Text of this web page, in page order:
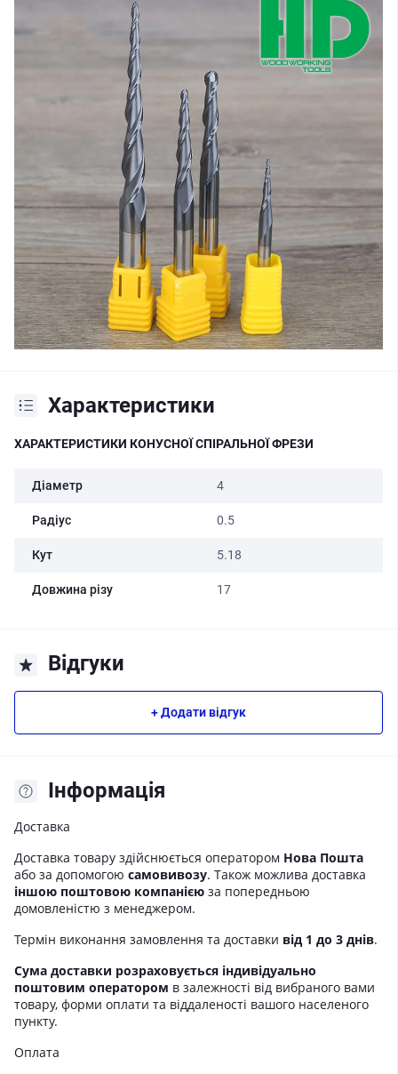
Характеристики
ХАРАКТЕРИСТИКИ КОНУСНОЇ СПІРАЛЬНОЇ ФРЕЗИ
Діаметр 4
Радіус 0.5
Кут 5.18
Довжина різу 17
Відгуки
+ Додати відгук
Iнформація
Доставка
Доставка товару здійснюється оператором Нова Пошта
або за допомогою самовивозу. Також можлива доставка
іншою поштовою компанією за попередньою
домовленістю з менеджером.
Термін виконання замовлення та доставки від 1 до 3 днів.
Сума доставки розраховується індивідуально
поштовим оператором в залежності від вибраного вами
товару, форми оплати та віддаленості вашого населеного
пункту.
Оплата